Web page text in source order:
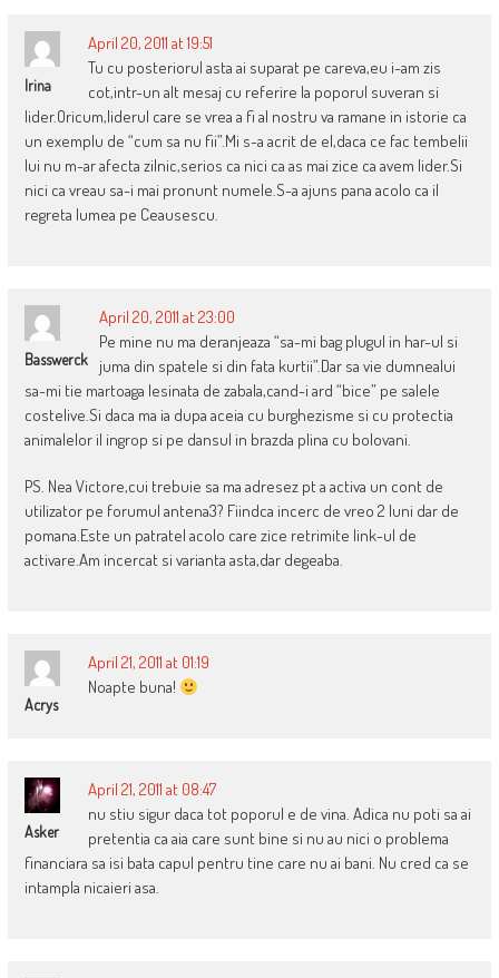
Irina
April 20, 2011 at 19:51
Tu cu posteriorul asta ai suparat pe careva,eu i-am zis
cot,intr-un alt mesaj cu referire la poporul suveran si
lider.Oricum,liderul care se vrea a fi al nostru va ramane in istorie ca
un exemplu de “cum sa nu fii”.Mi s-a acrit de el,daca ce fac tembelii
lui nu m-ar afecta zilnic,serios ca nici ca as mai zice ca avem lider.Si
nici ca vreau sa-i mai pronunt numele.S-a ajuns pana acolo ca il
regreta lumea pe Ceausescu.
Basswerck
April 20, 2011 at 23:00
Pe mine nu ma deranjeaza “sa-mi bag plugul in har-ul si
juma din spatele si din fata kurtii”.Dar sa vie dumnealui
sa-mi tie martoaga lesinata de zabala,cand-i ard “bice” pe salele
costelive.Si daca ma ia dupa aceia cu burghezisme si cu protectia
animalelor il ingrop si pe dansul in brazda plina cu bolovani.
PS. Nea Victore,cui trebuie sa ma adresez pt a activa un cont de
utilizator pe forumul antena3? Fiindca incerc de vreo 2 luni dar de
pomana.Este un patratel acolo care zice retrimite link-ul de
activare.Am incercat si varianta asta,dar degeaba.
Acrys
April 21, 2011 at 01:19
Noapte buna!
Asker
April 21, 2011 at 08:47
nu stiu sigur daca tot poporul e de vina. Adica nu poti sa ai
pretentia ca aia care sunt bine si nu au nici o problema
financiara sa isi bata capul pentru tine care nu ai bani. Nu cred ca se
intampla nicaieri asa.